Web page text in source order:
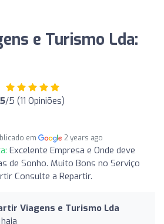
e Turismo Lda:
5/5 (11 Opiniões)
em 2 years ago
Excelente Empresa e Onde deve
de Sonho. Muito Bons no Serviço
Consulte a Repartir.
Viagens e Turismo Lda